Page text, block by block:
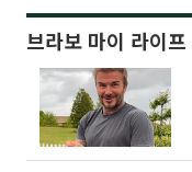
브라보 마이 라이프